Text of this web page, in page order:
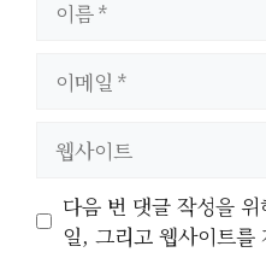
트
다음 번 댓글 작성을
일, 그리고 웹사이트를